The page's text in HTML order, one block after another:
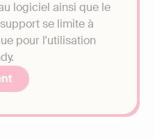
logiciel ainsi que le
se limite à
pour l'utilisation